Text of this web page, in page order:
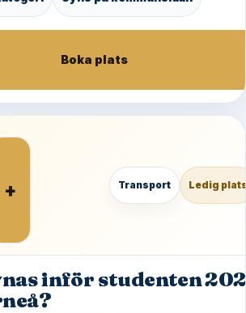
Boka plats
+ Transport Ledig
inför studenten